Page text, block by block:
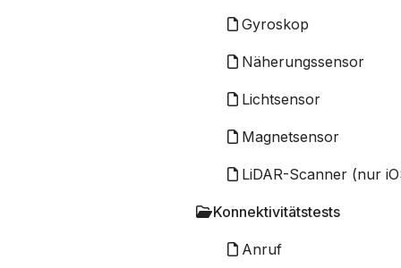
Gyroskop
Näherungssensor
Lichtsensor
Magnetsensor
LiDAR-Scanner (nur
Konnektivitätstests
Anruf